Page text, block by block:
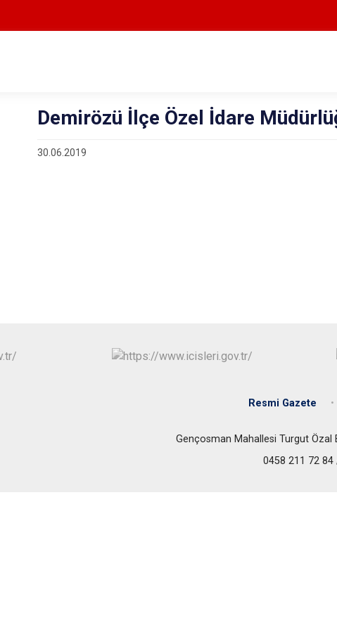
Demirözü İlçe Özel İdare
30.06.2019
Resmi Gazete
Gençosman Mahallesi Turgut Özal
0458 211 72 84